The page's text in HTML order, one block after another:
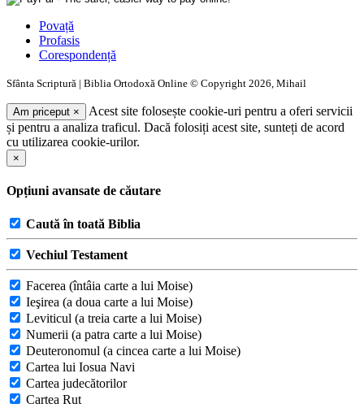
Povață
Profasis
Corespondență
Sfânta Scriptură | Biblia Ortodoxă Online © Copyright 2026, Mihail
Am priceput ×
Acest site folosește cookie-uri pentru a oferi servicii
și pentru a analiza traficul. Dacă folosiți acest site, sunteți de acord
cu utilizarea cookie-urilor.
×
Opțiuni avansate de căutare
Caută în toată Biblia
Vechiul Testament
Facerea (întâia carte a lui Moise)
Ieşirea (a doua carte a lui Moise)
Leviticul (a treia carte a lui Moise)
Numerii (a patra carte a lui Moise)
Deuteronomul (a cincea carte a lui Moise)
Cartea lui Iosua Navi
Cartea judecătorilor
Cartea Rut